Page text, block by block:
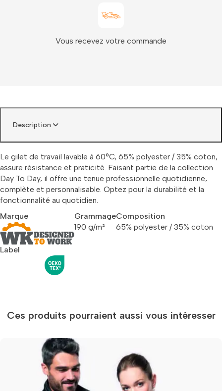
Vous recevez votre commande
Description
Le gilet de travail lavable à 60°C, 65% polyester / 35% coton,
assure résistance et praticité. Faisant partie de la collection
Day To Day, il offre une tenue professionnelle quotidienne,
complète et personnalisable. Optez pour la durabilité et la
fonctionnalité au quotidien.
Marque
Grammage
190 g/m²
Composition
65% polyester / 35% coton
Label
Ces produits pourraient aussi vous intéresser